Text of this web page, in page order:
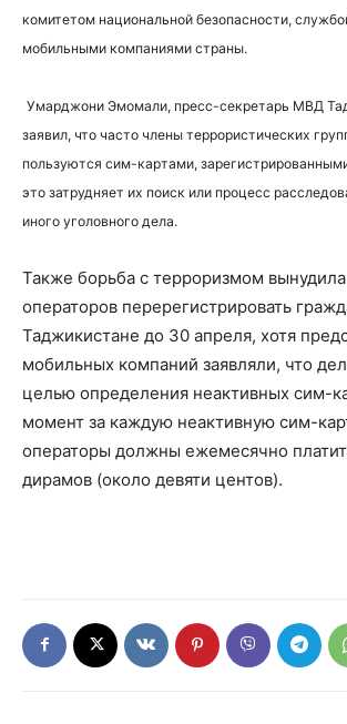
комитетом национальной безопасности,
мобильными компаниями страны.
Умарджони Эмомали, пресс-секретарь МВД
заявил, что часто члены террористических
пользуются сим-картами,
это затрудняет их поиск или процесс
иного уголовного дела.
Также борьба с терроризмом
операторов перерегистрировать
Таджикистане до 30 апреля, хотя
мобильных компаний заявляли, что
целью определения неактивных сим-
момент за каждую неактивную сим-
операторы должны ежемесячно
дирамов (около девяти центов).